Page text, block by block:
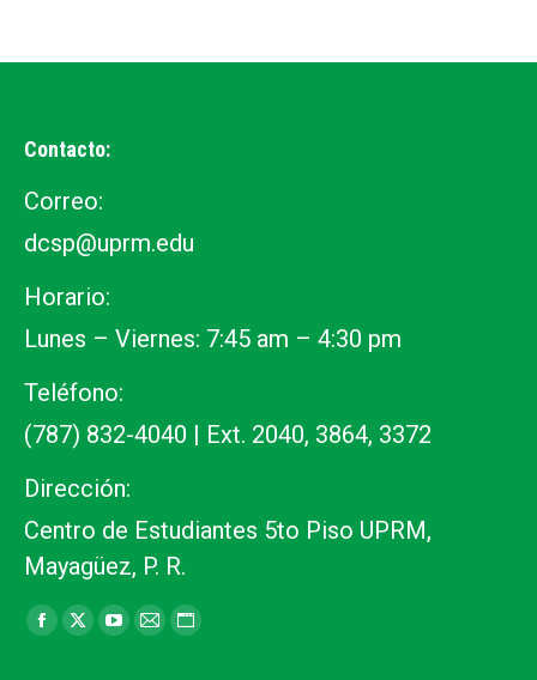
Contacto:
Correo:
dcsp@uprm.edu
Horario:
Lunes – Viernes: 7:45 am – 4:30 pm
Teléfono:
(787) 832-4040 | Ext. 2040, 3864, 3372
Dirección:
Centro de Estudiantes 5to Piso UPRM,
Mayagüez, P. R.
Find us on:
Facebook
X
YouTube
MailWebsite